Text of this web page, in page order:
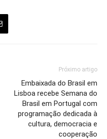
Próximo artigo
Embaixada do Brasil em
Lisboa recebe Semana do
Brasil em Portugal com
programação dedicada à
cultura, democracia e
cooperação